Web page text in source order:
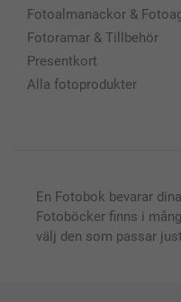
Fotoalmanackor &
Fotoramar & Tillbehör
Presentkort
Alla fotoprodukter
En Fotobok bevarar
Fotoböcker finns i
välj den som passar